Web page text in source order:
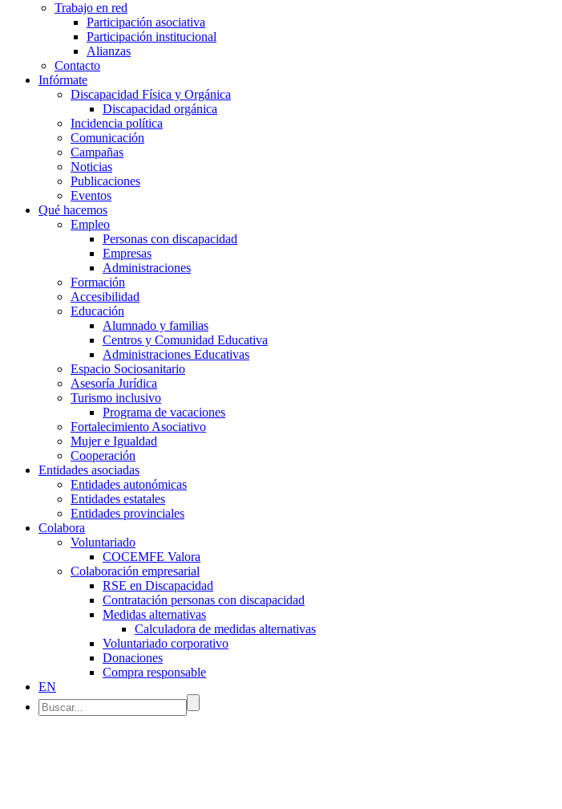
Trabajo en red
Participación asociativa
Participación institucional
Alianzas
Contacto
Infórmate
Discapacidad Física y Orgánica
Discapacidad orgánica
Incidencia política
Comunicación
Campañas
Noticias
Publicaciones
Eventos
Qué hacemos
Empleo
Personas con discapacidad
Empresas
Administraciones
Formación
Accesibilidad
Educación
Alumnado y familias
Centros y Comunidad Educativa
Administraciones Educativas
Espacio Sociosanitario
Asesoría Jurídica
Turismo inclusivo
Programa de vacaciones
Fortalecimiento Asociativo
Mujer e Igualdad
Cooperación
Entidades asociadas
Entidades autonómicas
Entidades estatales
Entidades provinciales
Colabora
Voluntariado
COCEMFE Valora
Colaboración empresarial
RSE en Discapacidad
Contratación personas con discapacidad
Medidas alternativas
Calculadora de medidas alternativas
Voluntariado corporativo
Donaciones
Compra responsable
EN